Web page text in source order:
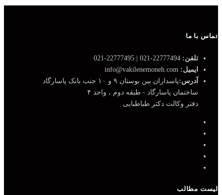
تماس با ما
تلفن:
ایمیل:
آدرس:پاسداران بین بوستان ۹ و ۱۰ جنب بانک پاسارگاد
ساختمان پاسارگاد - طبقه دوم ، واحد ۴
دفتر وکالت دکتر طباطبایی
لیست مطالب